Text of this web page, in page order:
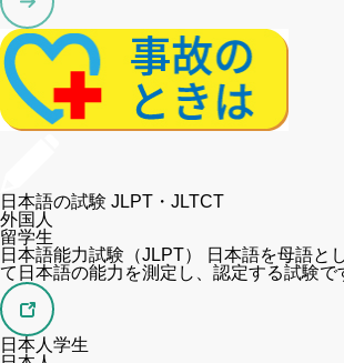
日本語の試験 JLPT・JLTCT
外国人
留学生
日本語能力試験（JLPT）
日本語を母語と
て日本語の能力を測定し、認定する試験で
日本人学生